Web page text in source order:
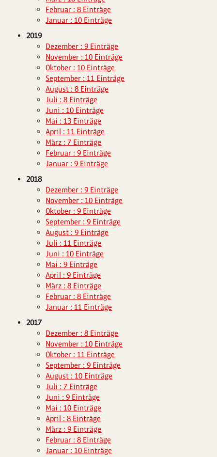
Februar : 8 Einträge
Januar : 10 Einträge
2019
Dezember : 9 Einträge
November : 10 Einträge
Oktober : 10 Einträge
September : 11 Einträge
August : 8 Einträge
Juli : 8 Einträge
Juni : 10 Einträge
Mai : 13 Einträge
April : 11 Einträge
März : 7 Einträge
Februar : 9 Einträge
Januar : 9 Einträge
2018
Dezember : 9 Einträge
November : 10 Einträge
Oktober : 9 Einträge
September : 9 Einträge
August : 9 Einträge
Juli : 11 Einträge
Juni : 10 Einträge
Mai : 9 Einträge
April : 9 Einträge
März : 8 Einträge
Februar : 8 Einträge
Januar : 11 Einträge
2017
Dezember : 8 Einträge
November : 10 Einträge
Oktober : 11 Einträge
September : 9 Einträge
August : 10 Einträge
Juli : 7 Einträge
Juni : 9 Einträge
Mai : 10 Einträge
April : 8 Einträge
März : 9 Einträge
Februar : 8 Einträge
Januar : 10 Einträge